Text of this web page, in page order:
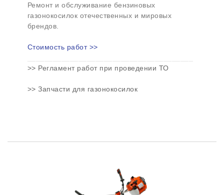
Ремонт и обслуживание бензиновых
газонокосилок отечественных и мировых
брендов.
Стоимость работ >>
>> Регламент работ при проведении ТО
>> Запчасти для газонокосилок